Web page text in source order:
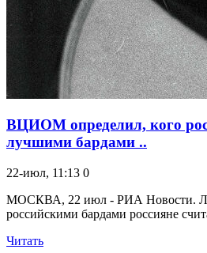
ВЦИОМ определил, кого
лучшими бардами ..
22-июл, 11:13 0
МОСКВА, 22 июл - РИА Новости.
российскими бардами россияне
Читать